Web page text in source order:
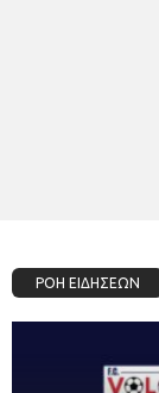
ΡΟΗ ΕΙΔΗΣΕΩΝ